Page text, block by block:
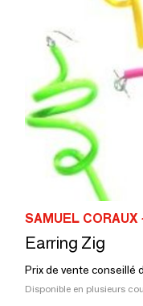
SAMUEL CORAUX
Earring Zig
Prix de vente conseillé
Disponible en plusieurs